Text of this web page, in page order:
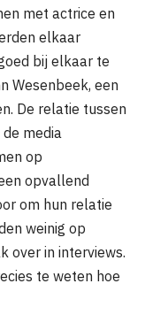
met actrice en
elkaar
bij elkaar te
Wesenbeek, een
De relatie tussen
media
op
opvallend
om hun relatie
weinig op
over in interviews.
te weten hoe